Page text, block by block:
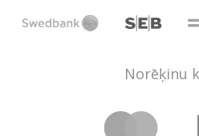
Norēķinu